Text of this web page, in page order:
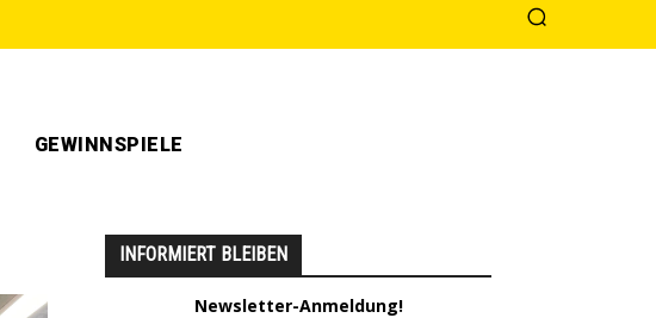
GEWINNSPIELE
INFORMIERT BLEIBEN
Newsletter-Anmeldung!